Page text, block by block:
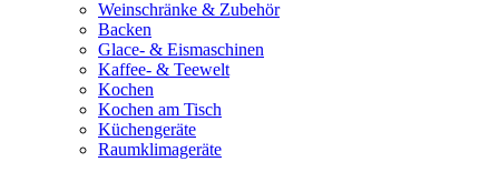
Weinschränke & Zubehör
Backen
Glace- & Eismaschinen
Kaffee- & Teewelt
Kochen
Kochen am Tisch
Küchengeräte
Raumklimageräte